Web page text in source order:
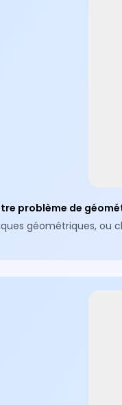
problème de
géométriques, ou